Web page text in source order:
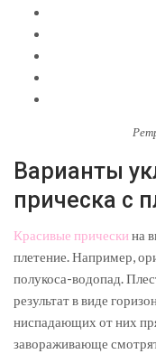
Варианты
прическа с
Красивые прически на
плетение. Например,
полукоса-водопад.
результат в виде
ниспадающих от них
завораживающе